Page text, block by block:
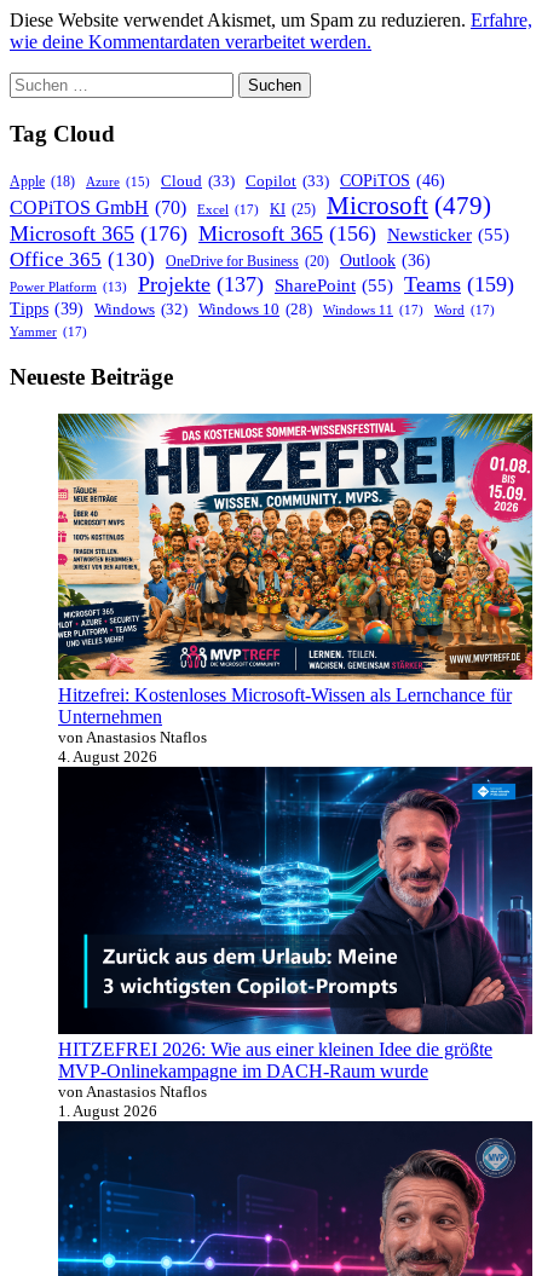
Diese Website verwendet Akismet, um Spam zu reduzieren. Erfahre,
wie deine Kommentardaten verarbeitet werden.
Suchen
nach:
Tag Cloud
Apple (18) Azure (15) Cloud (33) Copilot (33) COPiTOS (46)
COPiTOS GmbH (70) Excel (17) KI (25) Microsoft (479)
Microsoft 365 (176) Microsoft 365 (156) Newsticker (55)
Office 365 (130) OneDrive for Business (20) Outlook (36)
Power Platform (13) Projekte (137) SharePoint (55) Teams (159)
Tipps (39) Windows (32) Windows 10 (28) Windows 11 (17) Word (17)
Yammer (17)
Neueste Beiträge
Hitzefrei: Kostenloses Microsoft-Wissen als Lernchance für
Unternehmen
von Anastasios Ntaflos
4. August 2026
HITZEFREI 2026: Wie aus einer kleinen Idee die größte
MVP-Onlinekampagne im DACH-Raum wurde
von Anastasios Ntaflos
1. August 2026